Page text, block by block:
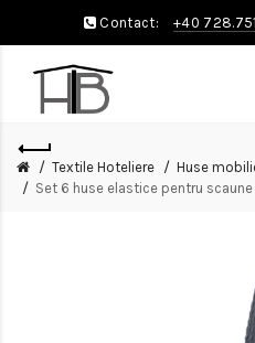
Contact: +40
Textile Hoteliere
Huse
Set 6 huse elastice pentru scaune